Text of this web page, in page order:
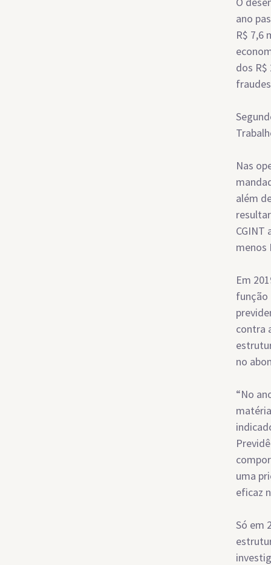
ano
R$ 7,6
dos
Nas
além
menos
Em
função
contra
no
“No
uma
eficaz
Só em